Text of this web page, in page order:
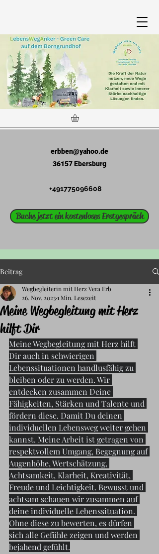
erbben@yahoo.de
36157 Ebersburg
+491775096608
Buche jetzt ein kostenloses Erstgespräch
Beitrag
Meine Wegbegleitung mit Herz
hilft Dir
Wegbegleiterin mit Herz Vera Erb
26. Nov. 2023 1 Min. Lesezeit
Meine Wegbegleitung mit Herz hilft
Dir auch in schwierigen
Lebenssituationen handlusfähig zu
bleiben oder zu werden. Wir
entdecken zusammen Deine
Fähigkeiten, Stärken und Talente und
fördern diese. Damit Du deinen
individuellen Lebensweg weiter gehen
kannst. Meine Arbeit ist getragen von
respektvollem Umgang, Begegnung auf
Augenhöhe, Wertschätzung,
Achtsamkeit, Klarheit, Kreativität,
Freude und Leichtigkeit. Bewusst und
achtsam schauen wir zusammen auf
deine individuelle Lebenssituation.
Ohne diese zu bewerten, es dürfen
sich alle Gefühle zeigen und werden
bejahend gefühlt.